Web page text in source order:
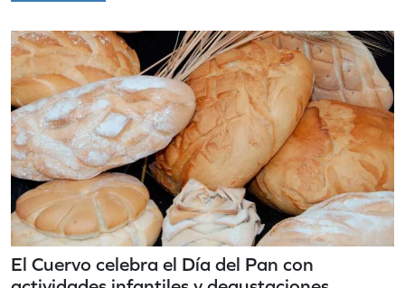
El Cuervo celebra el Día del Pan con